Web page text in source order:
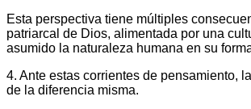
Esta perspectiva tiene múltiples
patriarcal de Dios, alimentada por una
asumido la naturaleza humana en su
4. Ante estas corrientes de pensamiento,
de la diferencia misma.